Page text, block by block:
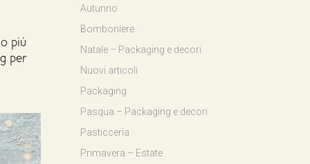
più
per
Autunno
Bomboniere
Natale – Packaging e decori
Nuovi articoli
Packaging
Pasqua – Packaging e decori
Pasticceria
Primavera – Estate